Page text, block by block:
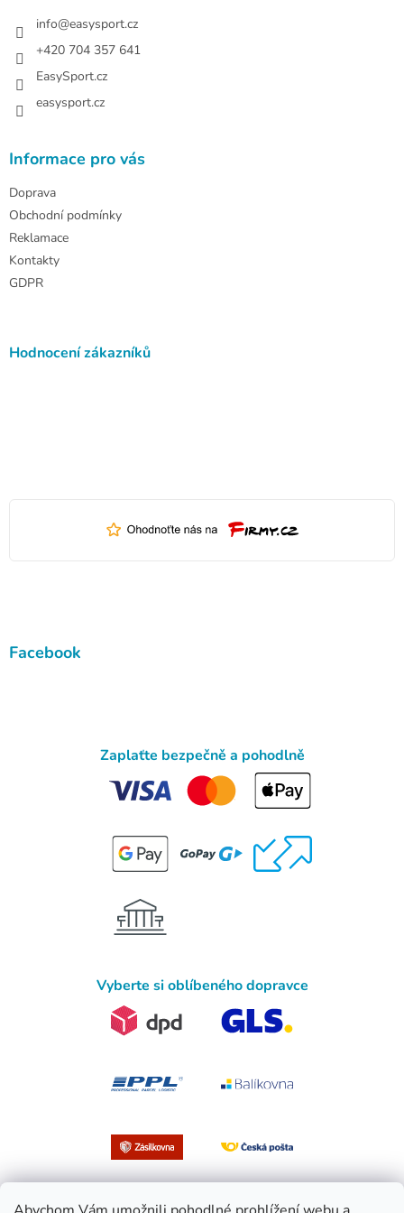
info@easysport.cz
+420 704 357 641
EasySport.cz
easysport.cz
Informace pro vás
Doprava
Obchodní podmínky
Reklamace
Kontakty
GDPR
Hodnocení zákazníků
Facebook
Zaplaťte bezpečně a pohodlně
Vyberte si oblíbeného dopravce